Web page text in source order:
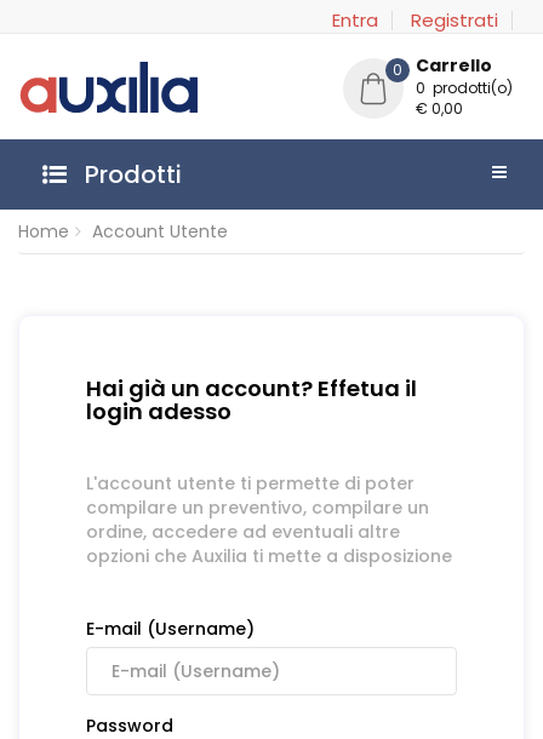
Entra Registrati
0 Carrello
0 prodotti(o)
€ 0,00
Prodotti
Home Account Utente
Hai già un account? Effetua il
login adesso
L'account utente ti permette di poter
compilare un preventivo, compilare un
ordine, accedere ad eventuali altre
opzioni che Auxilia ti mette a disposizione
E-mail (Username)
Password